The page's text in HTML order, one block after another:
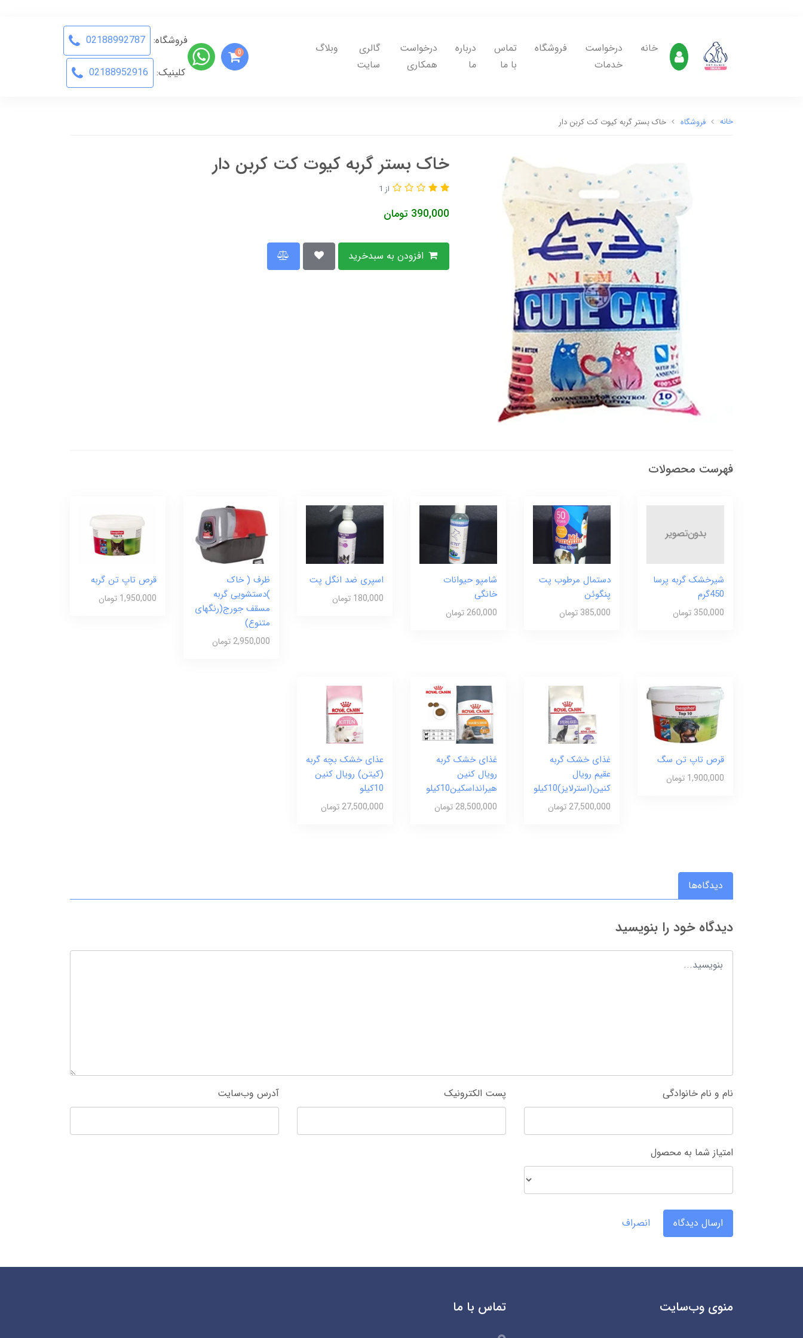
خانه
درخواست
خدمات
فروشگاه
تماس
با ما
درباره
ما
درخواست
همکاری
گالری
سایت
وبلاگ 0
فروشگاه: 02188992787
کلینیک: 02188952916
خانه فروشگاه خاک بستر گربه کیوت کت کربن دار
خاک بستر گربه کیوت کت کربن دار
از 1
390,000 تومان
فهرست محصولات
شیرخشک گربه پرسا
450گرم
350,000 تومان
دستمال مرطوب پت
پنگوئن
385,000 تومان
شامپو حیوانات
خانگی
260,000 تومان
اسپری ضد انگل پت
180,000 تومان
ظرف ( خاک
)دستشویی گربه
مسقف جورج(رنگهای
متنوع)
2,950,000 تومان
قرص تاپ تن گربه
1,950,000 تومان
قرص تاپ تن سگ
1,900,000 تومان
غذای خشک گربه
عقیم رویال
کنین(استرلایز)10کیلو
27,500,000 تومان
غذای خشک گربه
رویال کنین
هیرانداسکین10کیلو
28,500,000 تومان
عذای خشک بچه گربه
(کیتن) رویال کنین
10کیلو
27,500,000 تومان
دیدگاه‌ها
دیدگاه خود را بنویسید
نام و نام خانوادگی پست الکترونیک آدرس وب‌سایت
امتیاز شما به محصول
ارسال دیدگاه انصراف
منوی وب‌سایت تماس با ما